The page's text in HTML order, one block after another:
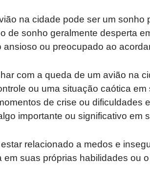
na cidade pode ser um sonho
de sonho geralmente desperta
ou preocupado ao
com a queda de um avião na
ou uma situação caótica
de crise ou dificuldades
importante ou significativo em
relacionado a medos e
em suas próprias habilidades ou